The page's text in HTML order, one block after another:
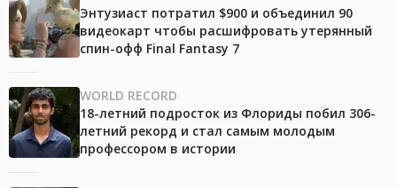
Энтузиаст потратил $900 и объединил 90
видеокарт чтобы расшифровать утерянный
спин-офф Final Fantasy 7
WORLD RECORD
18-летний подросток из Флориды побил 306-
летний рекорд и стал самым молодым
профессором в истории